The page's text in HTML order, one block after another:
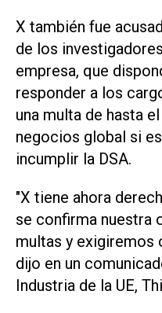
X también fue
de los
empresa, que
responder a los
una multa de hasta
negocios global si
incumplir la DSA.
"X tiene ahora
se confirma nuestra
multas y exigiremos
dijo en un
Industria de la UE,